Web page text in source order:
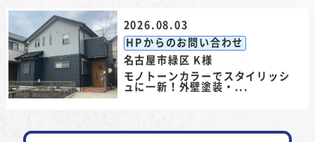
2026.08.03
HPからのお問い合わせ
名古屋市緑区 K様
モノトーンカラーでスタイリッシ
ュに一新！外壁塗装・...